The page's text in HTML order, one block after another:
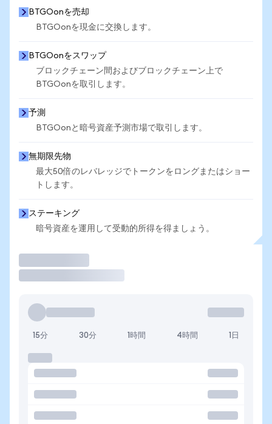
BTGOonを売却
BTGOonを現金に交換します。
BTGOonをスワップ
ブロックチェーン間およびブロックチェーン上で
BTGOonを取引します。
予測
BTGOonと暗号資産予測市場で取引します。
無期限先物
最大50倍のレバレッジでトークンをロングまたはショー
トします。
ステーキング
暗号資産を運用して受動的所得を得ましょう。
15分 30分 1時間 4時間 1日